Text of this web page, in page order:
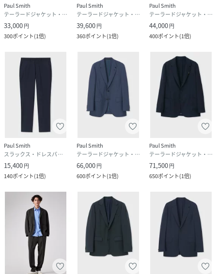
Paul Smith
テーラードジャケット・ブレザー
33,000円
300ポイント(1倍)
Paul Smith
テーラードジャケット・ブレザー
39,600円
360ポイント(1倍)
Paul Smith
テーラードジャケット・ブレザー
44,000円
400ポイント(1倍)
Paul Smith
スラックス・ドレスパンツ
15,400円
140ポイント(1倍)
Paul Smith
テーラードジャケット・ブレザー
66,000円
600ポイント(1倍)
Paul Smith
テーラードジャケット・ブレザー
71,500円
650ポイント(1倍)